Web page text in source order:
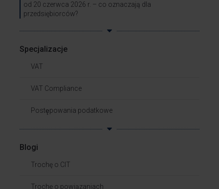
od 20 czerwca 2026 r. – co oznaczają dla
przedsiębiorców?
Specjalizacje
VAT
VAT Compliance
Postępowania podatkowe
Blogi
Trochę o CIT
Trochę o powiązaniach​